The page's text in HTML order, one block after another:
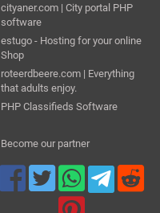
cityaner.com | City portal PHP
software
estugo - Hosting for your online
Shop
roteerdbeere.com | Everything
that adults enjoy.
PHP Classifieds Software
Become our partner